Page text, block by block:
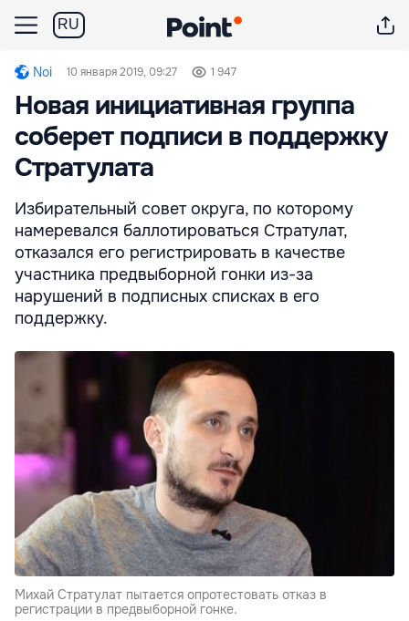
RU
Noi 10 января 2019, 09:27 1 947
Новая инициативная группа
соберет подписи в поддержку
Стратулата
Избирательный совет округа, по которому
намеревался баллотироваться Стратулат,
отказался его регистрировать в качестве
участника предвыборной гонки из-за
нарушений в подписных списках в его
поддержку.
Михай Стратулат пытается опротестовать отказ в
регистрации в предвыборной гонке.